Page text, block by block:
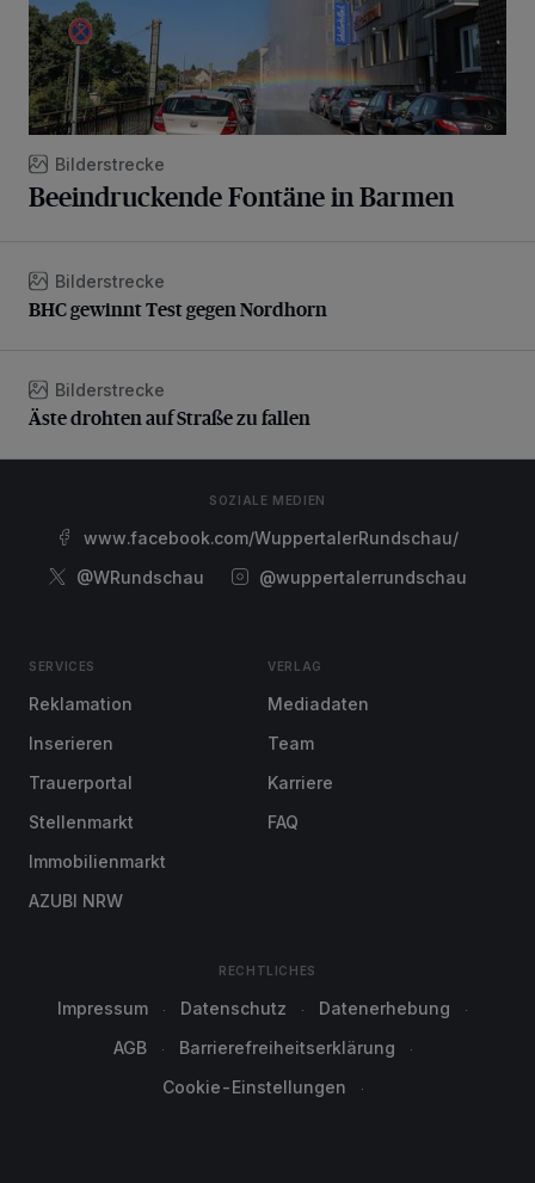
Bilderstrecke
Beeindruckende Fontäne in Barmen
BHC gewinnt Test gegen Nordhorn
Bilderstrecke
BHC gewinnt Test gegen Nordhorn
Äste drohten auf Straße zu fallen
Bilderstrecke
Äste drohten auf Straße zu fallen
SOZIALE MEDIEN
www.facebook.com/WuppertalerRundschau/
@WRundschau
@wuppertalerrundschau
SERVICES
Reklamation
Inserieren
Trauerportal
Stellenmarkt
Immobilienmarkt
AZUBI NRW
VERLAG
Mediadaten
Team
Karriere
FAQ
RECHTLICHES
Impressum Datenschutz
Datenerhebung
AGB
Barrierefreiheitserklärung
Cookie-Einstellungen